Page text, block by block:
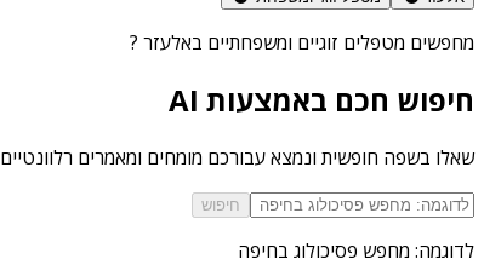
מחפשים מטפלים זוגיים ומשפחתיים באלעזר ?
חיפוש חכם באמצעות AI
שאלו בשפה חופשית ונמצא עבורכם מומחים ומאמרים רלוונטיים
חיפוש
לדוגמה: מחפש פסיכולוג בחיפה